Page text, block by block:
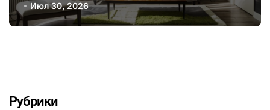
интеграции растений в интерьер и
выбор безопасных отделочных
Июл 30, 2026
Рубрики